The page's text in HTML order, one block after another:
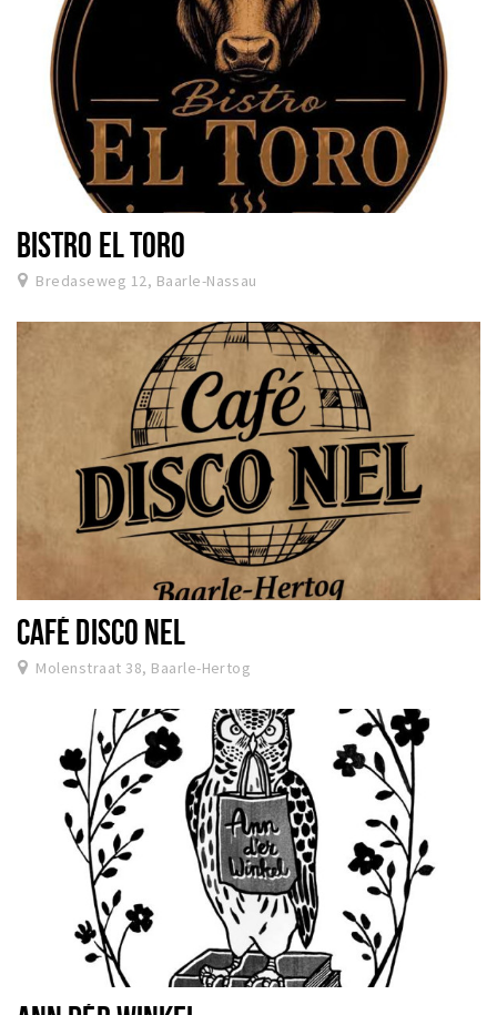
BISTRO EL TORO
Bredaseweg 12, Baarle-Nassau
CAFÉ DISCO NEL
Molenstraat 38, Baarle-Hertog